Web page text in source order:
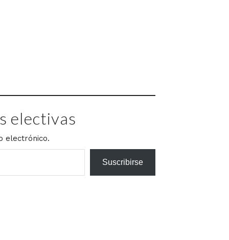
electivas
electrónico.
Suscribirse